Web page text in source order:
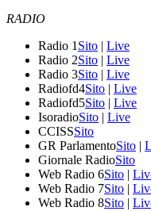
RADIO
Radio 1 Sito | Live
Radio 2Sito | Live
Radio 3Sito | Live
Radiofd4Sito | Live
Radiofd5Sito | Live
IsoradioSito | Live
CCISSSito
GR ParlamentoSito |
Giornale RadioSito
Web Radio 6Sito |
Web Radio 7Sito |
Web Radio 8Sito |